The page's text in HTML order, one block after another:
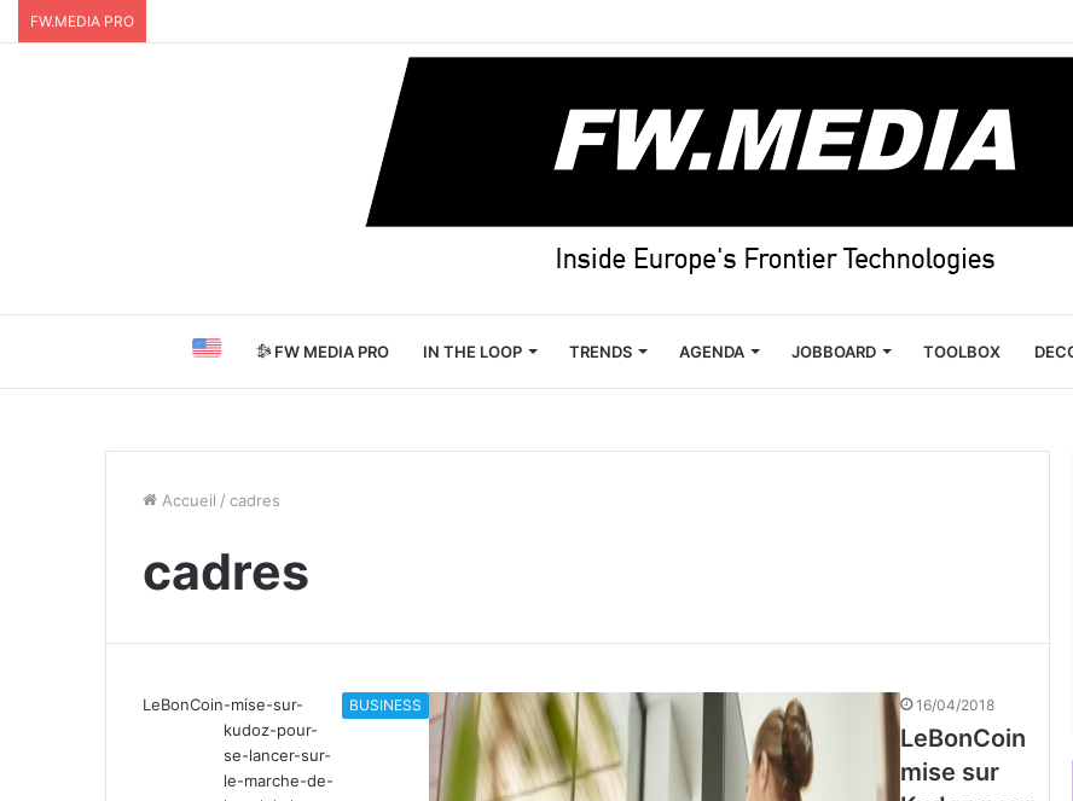
FW.MEDIA PRO
FW MEDIA PRO IN THE LOOP TRENDS AGENDA JOBBOARD TOOLBOX
Accueil / cadres
cadres
LeBonCoin-mise-sur-
kudoz-pour-
se-lancer-sur-
le-marche-de-
BUSINESS 16/04/2018
LeBonCoin
mise sur